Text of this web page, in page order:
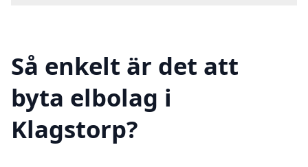
Så enkelt är det att
byta elbolag i
Klagstorp?